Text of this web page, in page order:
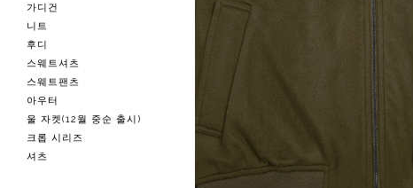
가디건
니트
후디
스웨트셔츠
스웨트팬츠
아우터
울 자켓(12월 중순 출시)
크롭 시리즈
셔츠